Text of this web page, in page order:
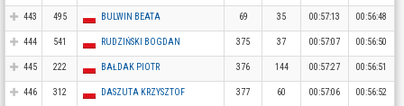
443 495 BULWIN BEATA 69 35 00:57:13 00:56:48
444 541 RUDZIŃSKI BOGDAN 375 37 00:57:07 00:56:50
445 222 BAŁDAK PIOTR 376 144 00:57:27 00:56:51
446 312 DASZUTA KRZYSZTOF 377 60 00:57:06 00:56:52